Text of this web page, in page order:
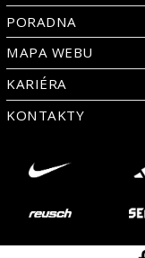
PORADNA
MAPA WEBU
KARIÉRA
KONTAKTY